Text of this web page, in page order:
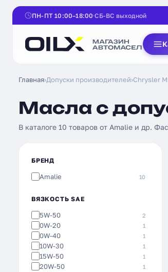
ПН-ПТ 10:00–18:00 СБ-ВС выходной
Главная›Допуски производителей›Chrysler
Масла с
В каталоге 10 товаров от Amalie и др.
БРЕНД
Amalie 10
ВЯЗКОСТЬ SAE
5W-50 2
0W-20 1
0W-40 1
10W-30 1
15W-50 1
20W-50 1